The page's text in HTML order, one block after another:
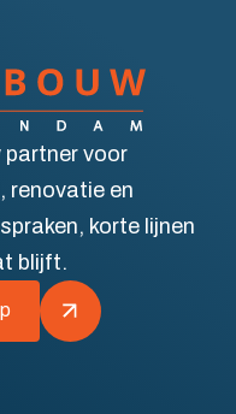
partner voor
renovatie en
korte lijnen
blijft.